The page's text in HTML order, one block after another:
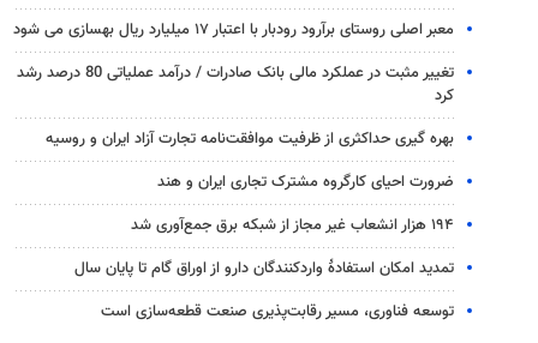
معبر اصلی روستای برآرود رودبار با اعتبار ۱۷ میلیارد ریال بهسازی می شود
تغییر مثبت در عملکرد مالی بانک صادرات / درآمد عملیاتی 80 درصد رشد
کرد
بهره گیری حداکثری از ظرفیت موافقت‌نامه تجارت آزاد ایران و روسیه
ضرورت احیای کارگروه مشترک تجاری ایران و هند
۱۹۴ هزار انشعاب غیر مجاز از شبکه برق جمع‌آوری شد
تمدید امکان استفادۀ واردکنندگان دارو از اوراق گام تا پایان سال
توسعه فناوری، مسیر رقابت‌پذیری صنعت قطعه‌سازی است